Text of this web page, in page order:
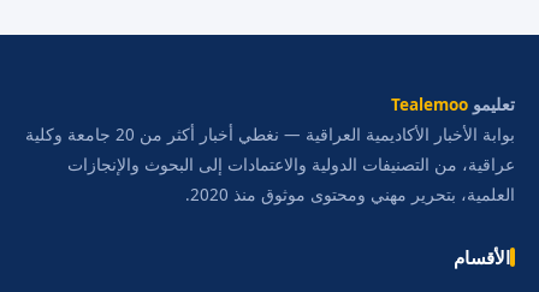
تعليمو Tealemoo
بوابة الأخبار الأكاديمية العراقية — نغطي أخبار أكثر من 20 جامعة وكلية
عراقية، من التصنيفات الدولية والاعتمادات إلى البحوث والإنجازات
العلمية، بتحرير مهني ومحتوى موثوق منذ 2020.
الأقسام